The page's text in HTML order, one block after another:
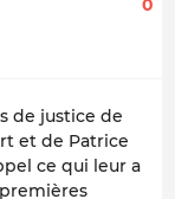
0
de justice de
et de Patrice
ce qui leur a